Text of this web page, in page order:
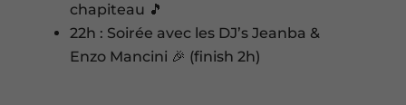
chapiteau 🎵
22h : Soirée avec les DJ’s Jeanba &
Enzo Mancini 🎉 (finish 2h)